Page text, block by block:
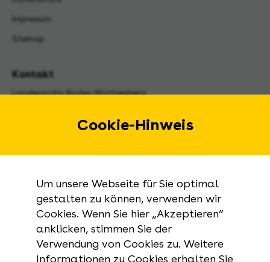
Cookie-Hinweis
Um unsere Webseite für Sie optimal
gestalten zu können, verwenden wir
Cookies. Wenn Sie hier „Akzeptieren“
anklicken, stimmen Sie der
Verwendung von Cookies zu. Weitere
Informationen zu Cookies erhalten Sie
Impressum
Sitemap
Kontakt
Landesarchiv Baden-Württemberg
+49 711 212-4272
Anfragen zu Archivgut:
+49 711 335075-555
Telefax:
+49 711 212-4283